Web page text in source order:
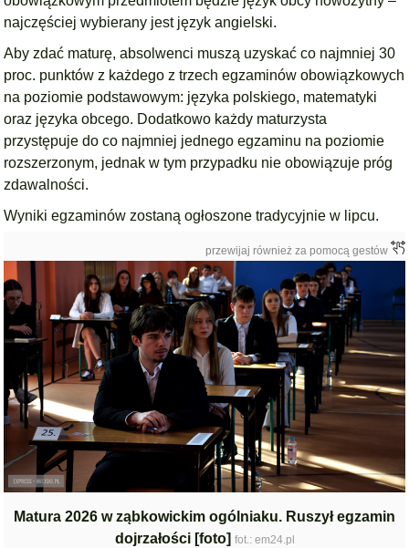
najczęściej wybierany jest język angielski.
Aby zdać maturę, absolwenci muszą uzyskać co najmniej 30
proc. punktów z każdego z trzech egzaminów obowiązkowych
na poziomie podstawowym: języka polskiego, matematyki
oraz języka obcego. Dodatkowo każdy maturzysta
przystępuje do co najmniej jednego egzaminu na poziomie
rozszerzonym, jednak w tym przypadku nie obowiązuje próg
zdawalności.
Wyniki egzaminów zostaną ogłoszone tradycyjnie w lipcu.
przewijaj również za pomocą gestów
Matura 2026 w ząbkowickim ogólniaku. Ruszył egzamin
dojrzałości [foto] fot.: em24.pl